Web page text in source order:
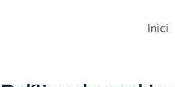
Inici